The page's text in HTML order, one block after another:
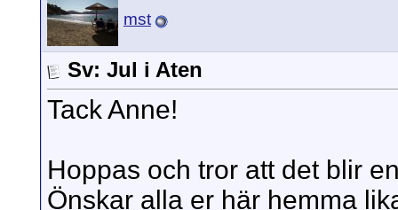
mst
Sv: Jul i Aten
Tack Anne!
Hoppas och tror att det blir
Önskar alla er här hemma